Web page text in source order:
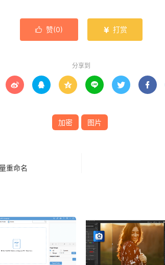
 赞(0)  打赏
分享到
     
加密 图片
重命名